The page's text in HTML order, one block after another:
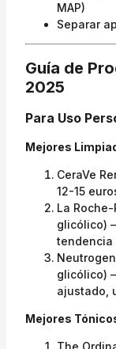
MAP)
Separar
Guía de
2025
Para Uso
Mejores
CeraVe
12-15
La
glicólico)
tendencia
glicólico)
ajustado,
Mejores
The